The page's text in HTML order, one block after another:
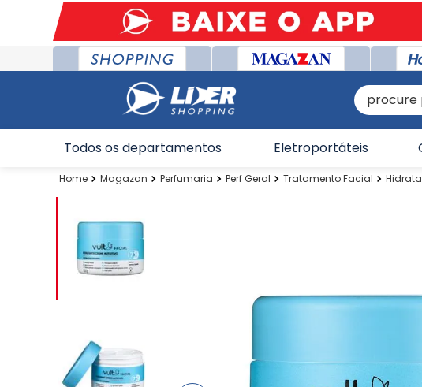
procure
Todos os departamentos Eletroportáteis
Magazan Perfumaria Perf Geral Tratamento Facial